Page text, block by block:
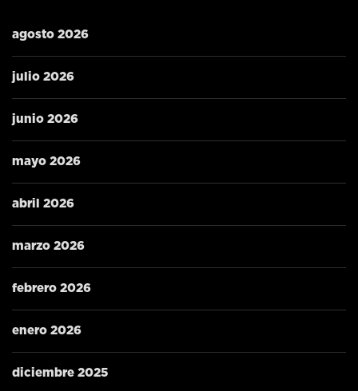
agosto 2026
julio 2026
junio 2026
mayo 2026
abril 2026
marzo 2026
febrero 2026
enero 2026
diciembre 2025